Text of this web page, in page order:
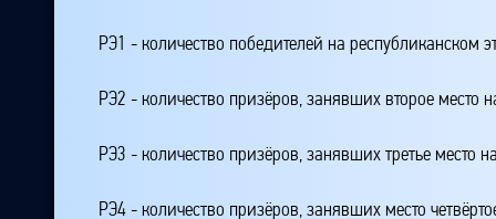
РЭ1 - количество победителей на республиканском
РЭ2 - количество призёров, занявших второе место
РЭ3 - количество призёров, занявших третье место
РЭ4 - количество призёров, занявших место